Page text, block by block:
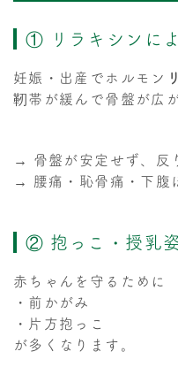
① リラキシンに
妊娠・出産でホルモン
靭帯が緩んで骨盤が広
→ 骨盤が安定せず、反
→ 腰痛・恥骨痛・下腹
② 抱っこ・授乳
赤ちゃんを守るために
・前かがみ
・片方抱っこ
が多くなります。